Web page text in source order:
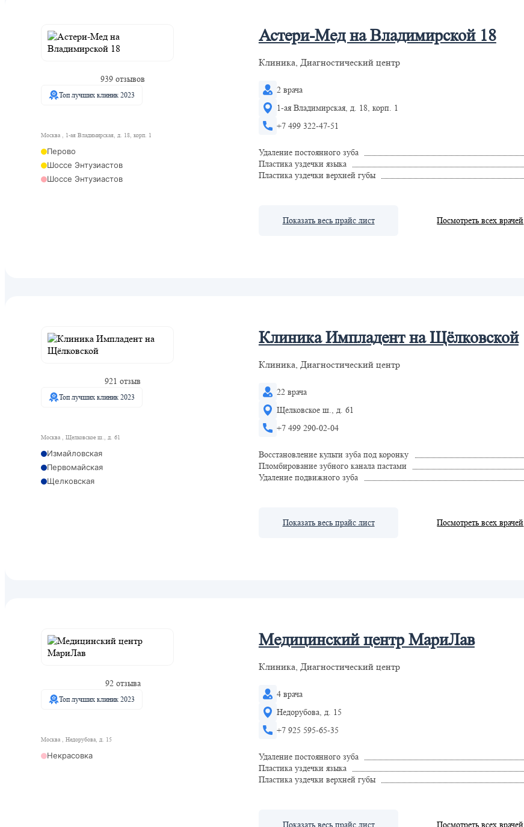
939 отзывов
Топ лучших клиник 2023
Москва , 1-ая Владимирская, д. 18, корп. 1
Перово
Шоссе Энтузиастов
Шоссе Энтузиастов
Астери-Мед на Владимирской 18
Клиника, Диагностический центр
2 врача
1-ая Владимирская, д. 18, корп. 1
+7 499 322-47-51
Удаление постоянного зуба
Пластика уздечки языка
Пластика уздечки верхней губы
Показать весь прайс лист Посмотреть всех врачей
921 отзыв
Топ лучших клиник 2023
Москва , Щелковское ш., д. 61
Измайловская
Первомайская
Щелковская
Клиника Импладент на Щёлковской
Клиника, Диагностический центр
22 врача
Щелковское ш., д. 61
+7 499 290-02-04
Восстановление культи зуба под коронку
Пломбирование зубного канала пастами
Удаление подвижного зуба
Показать весь прайс лист Посмотреть всех врачей
92 отзыва
Топ лучших клиник 2023
Москва , Недорубова, д. 15
Некрасовка
Медицинский центр МариЛав
Клиника, Диагностический центр
4 врача
Недорубова, д. 15
+7 925 595-65-35
Удаление постоянного зуба
Пластика уздечки языка
Пластика уздечки верхней губы
Показать весь прайс лист Посмотреть всех врачей